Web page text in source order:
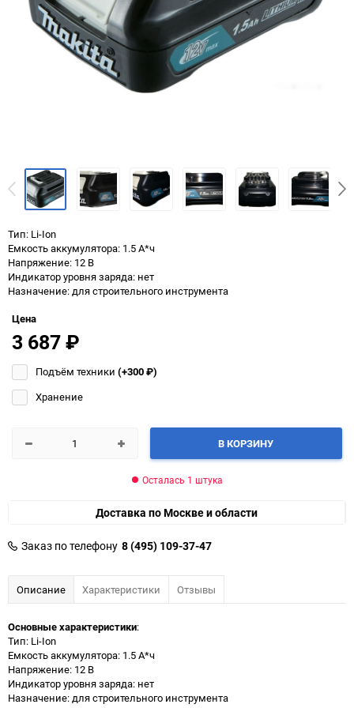
Тип: Li-Ion
Емкость аккумулятора: 1.5 А*ч
Напряжение: 12 В
Индикатор уровня заряда: нет
Назначение: для строительного инструмента
Цена
3 687₽
Подъём техники (+300₽)
Хранение
В КОРЗИНУ
Осталась 1 штука
Доставка по Москве и области
Заказ по телефону 8 (495) 109-37-47
Описание Характеристики Отзывы
Основные характеристики:
Тип: Li-Ion
Емкость аккумулятора: 1.5 А*ч
Напряжение: 12 В
Индикатор уровня заряда: нет
Назначение: для строительного инструмента